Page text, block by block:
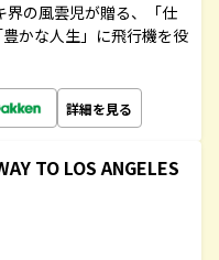
の風雲児が贈る、「仕
かな人生」に飛行機を役
詳細を見る
TO LOS ANGELES